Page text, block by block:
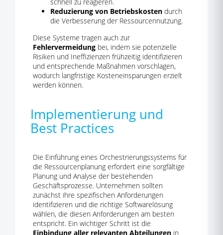
Reduzierung von Betriebskosten durch
die Verbesserung der Ressourcennutzung.
Diese Systeme tragen auch zur
Fehlervermeidung bei, indem sie potenzielle
Risiken und Ineffizienzen frühzeitig identifizieren
und entsprechende Maßnahmen vorschlagen,
wodurch langfristige Kosteneinsparungen erzielt
werden können.
Implementierung und
Best Practices
Die Einführung eines Orchestrierungssystems für
die Ressourcenplanung erfordert eine sorgfältige
Planung und Analyse der bestehenden
Geschäftsprozesse. Unternehmen sollten
zunächst ihre spezifischen Anforderungen
identifizieren und die richtige Softwarelösung
wählen, die diesen Anforderungen am besten
entspricht. Ein wichtiger Schritt ist die
Einbindung aller relevanten Abteilungen in